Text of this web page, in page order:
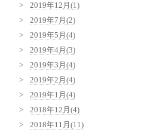
2019年12月(1)
2019年7月(2)
2019年5月(4)
2019年4月(3)
2019年3月(4)
2019年2月(4)
2019年1月(4)
2018年12月(4)
2018年11月(11)